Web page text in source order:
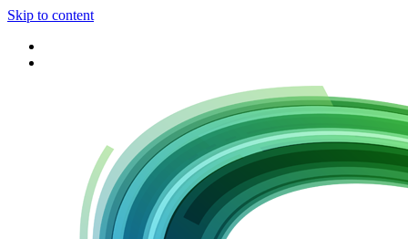
Skip to content